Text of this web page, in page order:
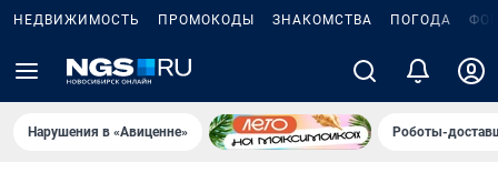
НЕДВИЖИМОСТЬ ПРОМОКОДЫ ЗНАКОМСТВА ПОГОДА
Нарушения в «Авиценне» Роботы-